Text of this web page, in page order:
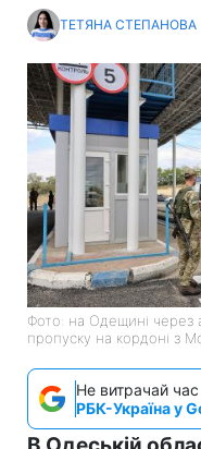
ТЕТЯНА СТЕПАНОВА
Фото: на Одещині через
пропуску на кордоні з
Не витрачай
РБК-Україна у